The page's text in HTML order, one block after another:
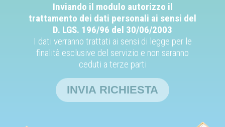
Inviando il modulo autorizzo il
trattamento dei dati personali ai sensi del
D. LGS. 196/96 del 30/06/2003
I dati verranno trattati ai sensi di legge per le
finalità esclusive del servizio e non saranno
ceduti a terze parti
INVIA RICHIESTA